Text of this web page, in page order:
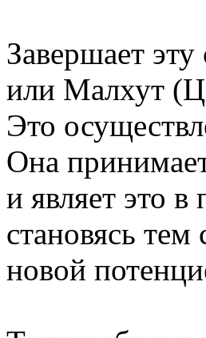
Завершает
или Малхут
Это
Она
и являет это в
становясь
новой